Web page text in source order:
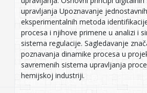
upravljanja Upoznavanje jednostavnih
eksperimentalnih metoda
procesa i njihove primene u analizi i
sistema regulacije. Sagledavanje
poznavanja dinamike procesa u
savremenih sistema upravljanja
hemijskoj industriji.